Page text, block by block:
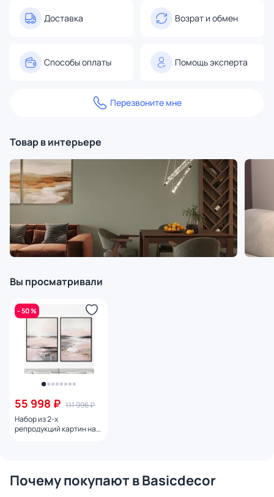
Доставка Возрат и обмен
Способы оплаты Помощь эксперта
Перезвоните мне
Товар в интерьере
Вы просматривали
- 50 %
55 998 ₽ 111 996 ₽
Набор из 2-х
репродукций картин на
Почему покупают в Basicdecor